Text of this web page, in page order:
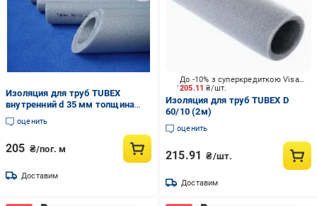
Изоляция для труб TUBEX
внутренний d 35 мм толщина
стенки 25 мм (838281632)
оценить
205 ₴/пог. м
Доставим
205.11₴/шт.
До -10% з суперкредиткою Visa Вигода
Изоляция для труб TUBEX D
60/10 (2м)
оценить
215.91 ₴/шт.
Доставим